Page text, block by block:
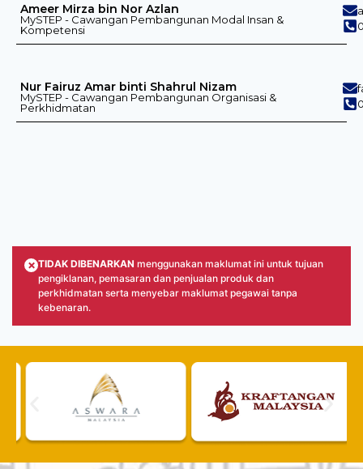
Ameer Mirza bin Nor Azlan
MySTEP - Cawangan Pembangunan Modal Insan &
Kompetensi
Nur Fairuz Amar binti Shahrul Nizam
MySTEP - Cawangan Pembangunan Organisasi &
Perkhidmatan
× TIDAK DIBENARKAN menggunakan maklumat ini untuk tujuan
pengiklanan, pemasaran dan penjualan produk dan
perkhidmatan serta menyebar maklumat pegawai tanpa
kebenaran.